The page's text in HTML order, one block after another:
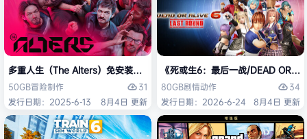
多重人生（The Alters）免安装中文版
50GB冒险制作
31
发行日期：2025-6-13
8月4日 更新
《死或生6：最后一战/DEAD OR
80GB剧情动作
34
发行日期：2026-6-24
8月4日 更新